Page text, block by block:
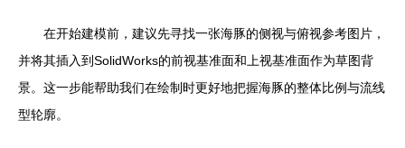
在开始建模前，建议先寻找一张海豚的侧视与俯视参考图片，
并将其插入到SolidWorks的前视基准面和上视基准面作为草图背
景。这一步能帮助我们在绘制时更好地把握海豚的整体比例与流线
型轮廓。